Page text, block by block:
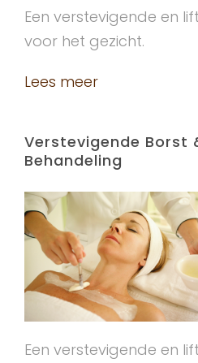
Een verstevigende en
voor het gezicht.
Lees meer
Verstevigende Borst
Behandeling
Een verstevigende en